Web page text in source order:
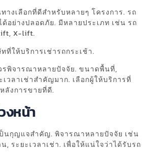
างเลือกที่ดีสำหรับหลายๆ โครงการ. รถ
ด้อย่างปลอดภัย. มีหลายประเภท เช่น รถ
X-lift.
ทที่ให้บริการเช่ารถกระเช้า.
รพิจารณาหลายปัจจัย. ขนาดพื้นที่,
วลาเช่าสำคัญมาก. เลือกผู้ให้บริการที่
ลังการขายที่ดี.
งหน้า
นกุญแจสำคัญ. พิจารณาหลายปัจจัย เช่น
ระยะเวลาเช่า. เพื่อให้แน่ใจว่าได้รับรถ